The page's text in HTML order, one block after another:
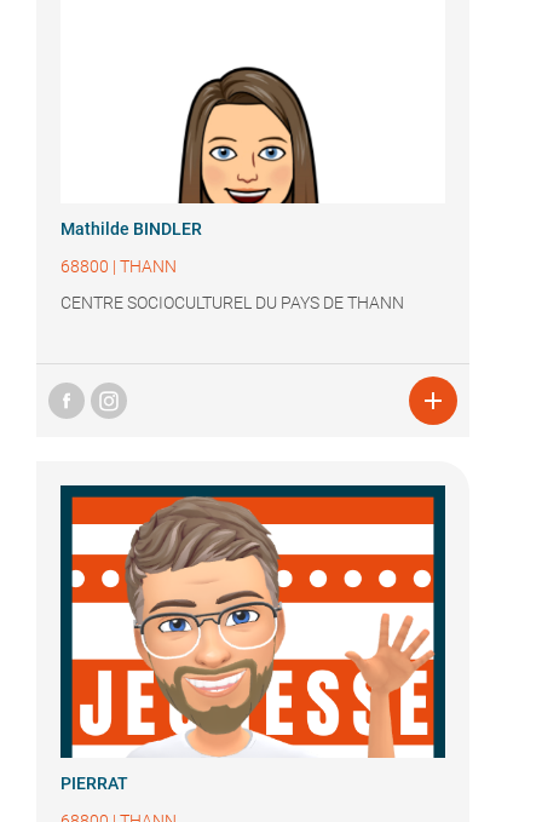
Mathilde BINDLER
68800 | THANN
CENTRE SOCIOCULTUREL DU PAYS DE THANN

PIERRAT